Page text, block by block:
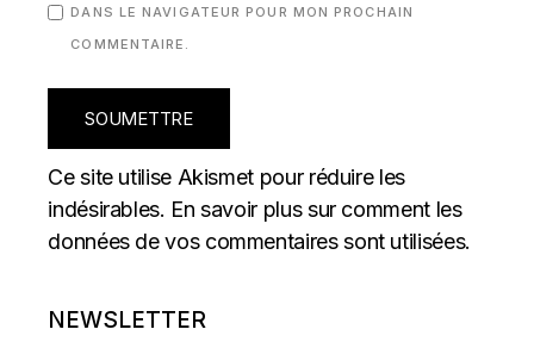
DANS LE NAVIGATEUR POUR MON PROCHAIN
COMMENTAIRE.
SOUMETTRE
Ce site utilise Akismet pour réduire les
indésirables. En savoir plus sur comment les
données de vos commentaires sont utilisées.
NEWSLETTER